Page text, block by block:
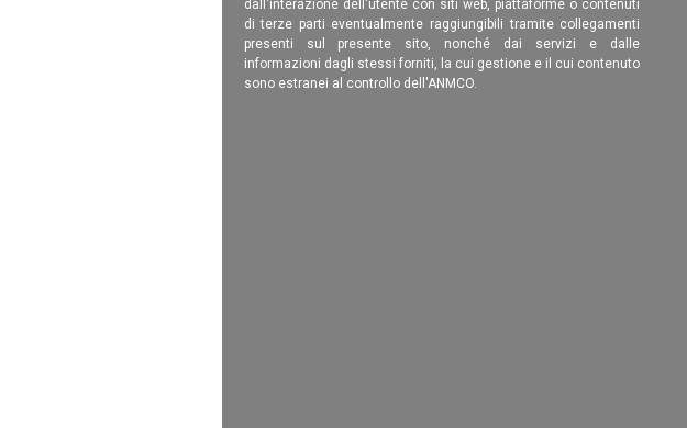
dall'interazione dell'utente con siti web, piattaforme o contenuti
di terze parti eventualmente raggiungibili tramite collegamenti
presenti sul presente sito, nonché dai servizi e dalle
informazioni dagli stessi forniti, la cui gestione e il cui contenuto
sono estranei al controllo dell'ANMCO.